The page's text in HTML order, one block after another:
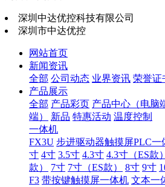
深圳中达优控科技有限公司
深圳市中达优控
网站首页
新闻资讯
全部 公司动态 业界资讯 荣誉证
产品展示
全部 产品彩页 产品中心（电脑
端）
新品 特惠活动 温度控制
一体机
FX3U 步进驱动器触摸屏PLC一
寸 4寸 3.5寸 4.3寸 4.3寸（ES款）
款）
7寸 7寸（ES款） 8寸 9寸
F3 带按键触摸屏一体机 文本一